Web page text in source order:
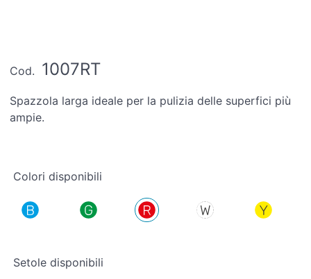
Cod. 1007RT
Spazzola larga ideale per la pulizia delle superfici più
ampie.
Colori disponibili
Setole disponibili